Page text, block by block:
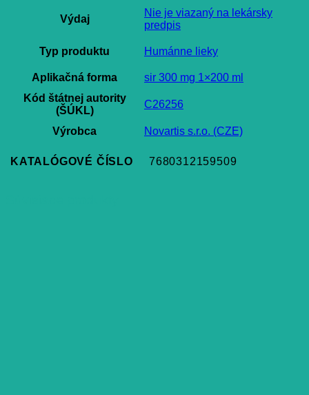
Výdaj
Nie je viazaný na lekársky
predpis
Typ produktu Humánne lieky
Aplikačná forma
sir 300 mg 1×200 ml
Kód štátnej autority
(ŠÚKL)
C26256
Výrobca Novartis s.r.o. (CZE)
KATALÓGOVÉ ČÍSLO 7680312159509